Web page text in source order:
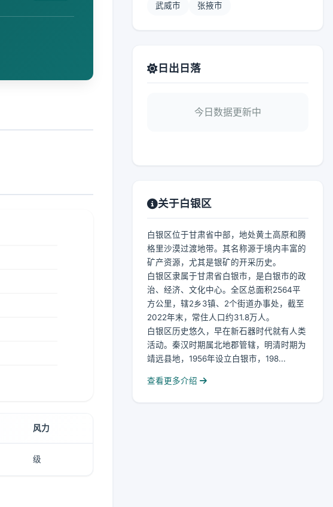
风力
级
武威市 张掖市
日出日落
今日数据更新中
关于白银区
白银区位于甘肃省中部，地处黄土高原和腾
格里沙漠过渡地带。其名称源于境内丰富的
矿产资源，尤其是银矿的开采历史。
白银区隶属于甘肃省白银市，是白银市的政
治、经济、文化中心。全区总面积2564平
方公里，辖2乡3镇、2个街道办事处，截至
2022年末，常住人口约31.8万人。
白银区历史悠久，早在新石器时代就有人类
活动。秦汉时期属北地郡管辖，明清时期为
靖远县地，1956年设立白银市，198...
查看更多介绍